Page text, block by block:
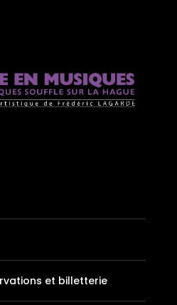
et billetterie